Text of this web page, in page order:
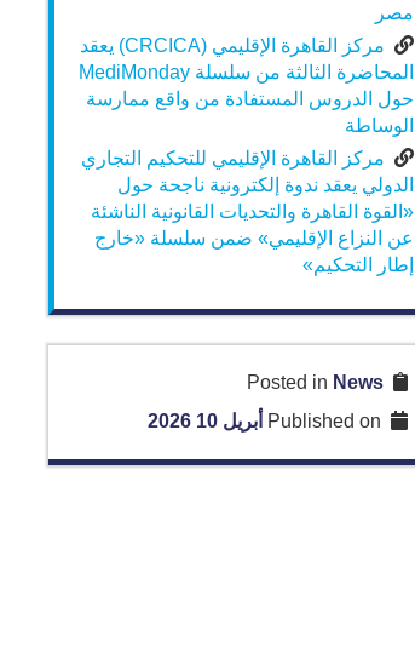
مصر
مركز القاهرة الإقليمي (CRCICA) يعقد
المحاضرة الثالثة من سلسلة MediMonday
حول الدروس المستفادة من واقع ممارسة
الوساطة
مركز القاهرة الإقليمي للتحكيم التجاري
الدولي يعقد ندوة إلكترونية ناجحة حول
«القوة القاهرة والتحديات القانونية الناشئة
عن النزاع الإقليمي» ضمن سلسلة «خارج
إطار التحكيم»
Posted in
News
Published on
أبريل 10 2026